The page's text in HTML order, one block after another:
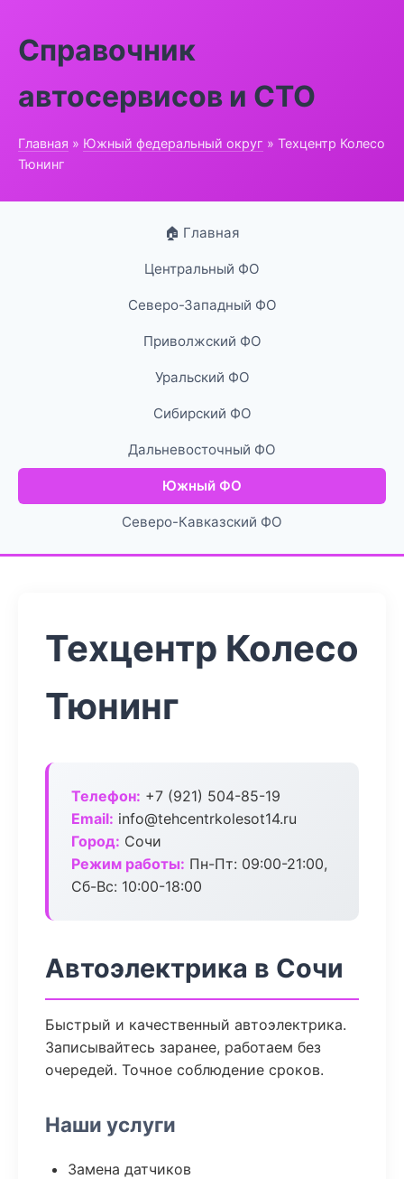
Справочник
автосервисов и СТО
Главная » Южный федеральный округ » Техцентр Колесо
Тюнинг
🏠 Главная
Центральный ФО
Северо-Западный ФО
Приволжский ФО
Уральский ФО
Сибирский ФО
Дальневосточный ФО
Южный ФО
Северо-Кавказский ФО
Техцентр Колесо
Тюнинг
Телефон: +7 (921) 504-85-19
Email: info@tehcentrkolesot14.ru
Город: Сочи
Режим работы: Пн-Пт: 09:00-21:00,
Сб-Вс: 10:00-18:00
Автоэлектрика в Сочи
Быстрый и качественный автоэлектрика.
Записывайтесь заранее, работаем без
очередей. Точное соблюдение сроков.
Наши услуги
Замена датчиков